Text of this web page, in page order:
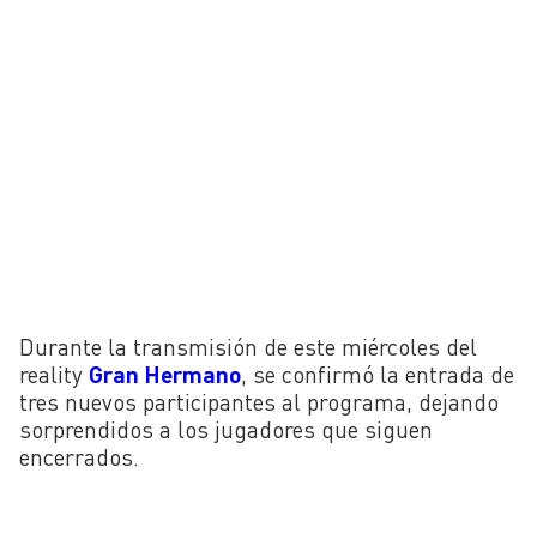
Durante la transmisión de este miércoles del
reality Gran Hermano, se confirmó la entrada de
tres nuevos participantes al programa, dejando
sorprendidos a los jugadores que siguen
encerrados.